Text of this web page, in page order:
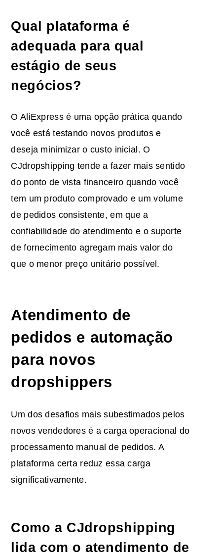
Qual plataforma é
adequada para qual
estágio de seus
negócios?
O AliExpress é uma opção prática quando
você está testando novos produtos e
deseja minimizar o custo inicial. O
CJdropshipping tende a fazer mais sentido
do ponto de vista financeiro quando você
tem um produto comprovado e um volume
de pedidos consistente, em que a
confiabilidade do atendimento e o suporte
de fornecimento agregam mais valor do
que o menor preço unitário possível.
Atendimento de
pedidos e automação
para novos
dropshippers
Um dos desafios mais subestimados pelos
novos vendedores é a carga operacional do
processamento manual de pedidos. A
plataforma certa reduz essa carga
significativamente.
Como a CJdropshipping
lida com o atendimento de